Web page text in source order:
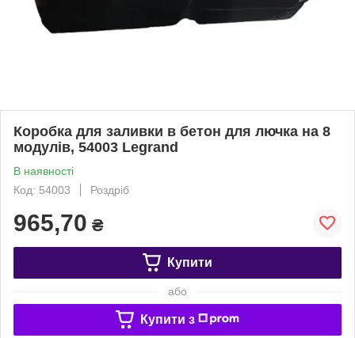
Коробка для заливки в бетон для лючка на 8
модулів, 54003 Legrand
В наявності
Код: 54003
Роздріб
965,70 ₴
Купити
або
Купити з